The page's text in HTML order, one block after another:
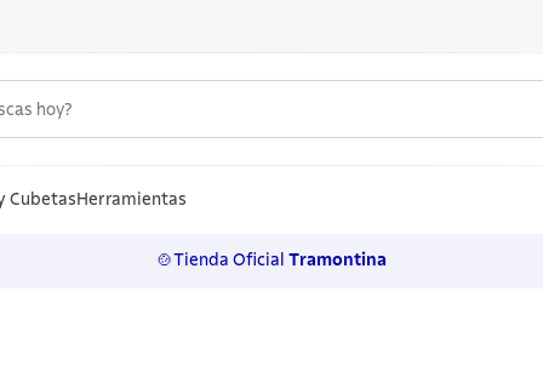
Cubetas Herramientas
🍲Tienda Oficial Tramontina